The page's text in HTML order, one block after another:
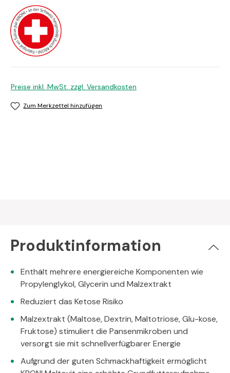
Preise inkl. MwSt. zzgl. Versandkosten
Zum Merkzettel hinzufügen
Produktinformation
Enthält mehrere energiereiche Komponenten wie
Propylenglykol, Glycerin und Malzextrakt
Reduziert das Ketose Risiko
Malzextrakt (Maltose, Dextrin, Maltotriose, Glu-kose,
Fruktose) stimuliert die Pansenmikroben und
versorgt sie mit schnellverfügbarer Energie
Aufgrund der guten Schmackhaftigkeit ermöglicht